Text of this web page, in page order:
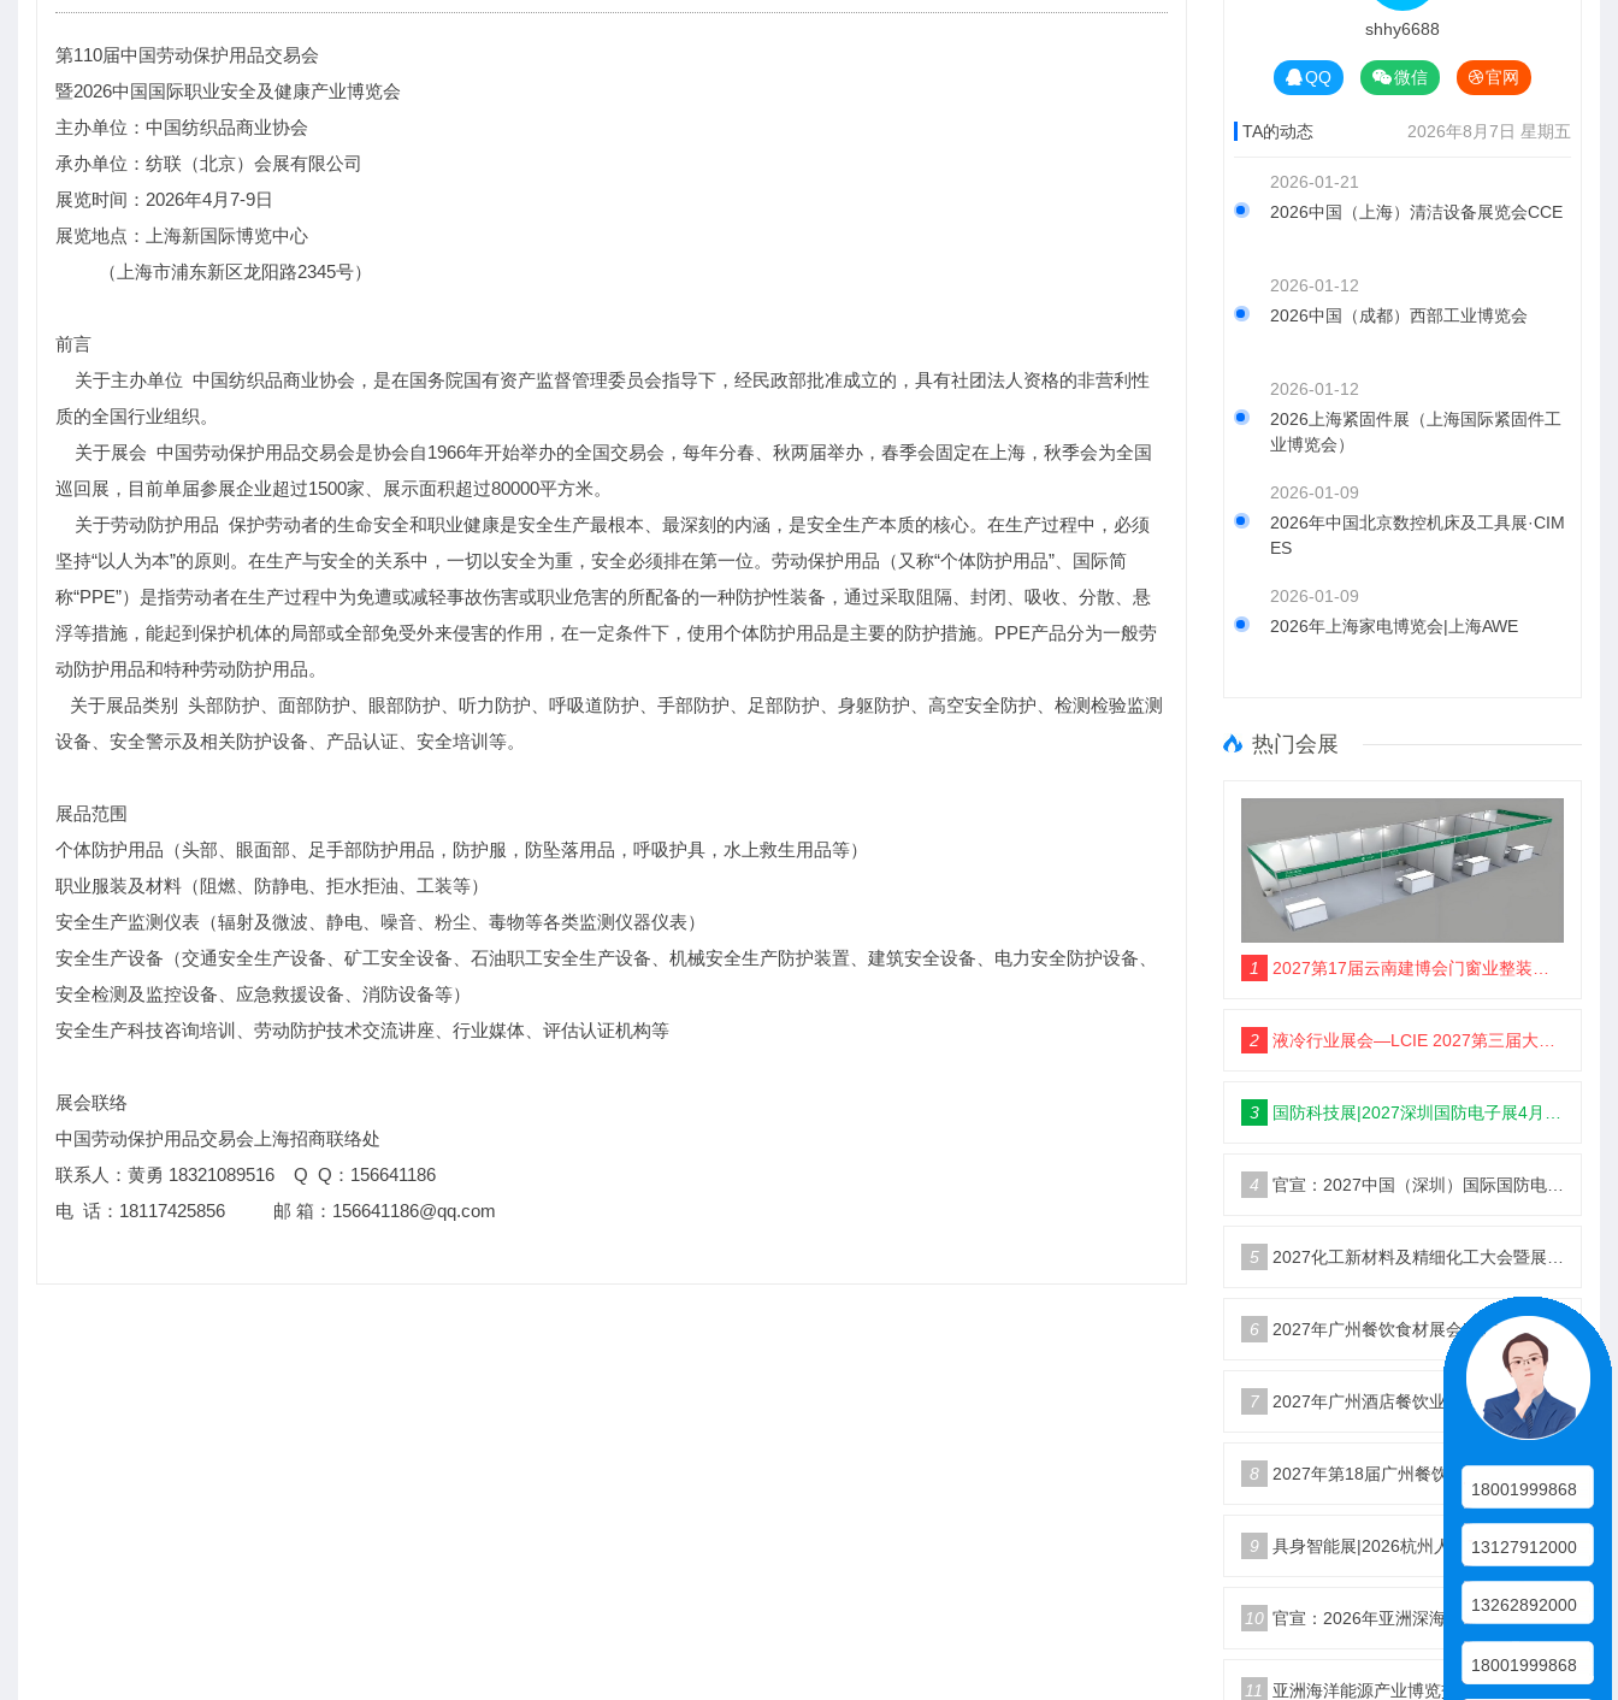
第110届中国劳动保护用品交易会
暨2026中国国际职业安全及健康产业博览会
主办单位：中国纺织品商业协会
承办单位：纺联（北京）会展有限公司
展览时间：2026年4月7-9日
展览地点：上海新国际博览中心
（上海市浦东新区龙阳路2345号）
前言
关于主办单位 中国纺织品商业协会，是在国务院国有资产监督管理委员会指导下，经民政部批准成立的，具有社团法人资格的非营利性
质的全国行业组织。
关于展会 中国劳动保护用品交易会是协会自1966年开始举办的全国交易会，每年分春、秋两届举办，春季会固定在上海，秋季会为全国
巡回展，目前单届参展企业超过1500家、展示面积超过80000平方米。
关于劳动防护用品 保护劳动者的生命安全和职业健康是安全生产最根本、最深刻的内涵，是安全生产本质的核心。在生产过程中，必须
坚持“以人为本”的原则。在生产与安全的关系中，一切以安全为重，安全必须排在第一位。劳动保护用品（又称“个体防护用品”、国际简
称“PPE”）是指劳动者在生产过程中为免遭或减轻事故伤害或职业危害的所配备的一种防护性装备，通过采取阻隔、封闭、吸收、分散、悬
浮等措施，能起到保护机体的局部或全部免受外来侵害的作用，在一定条件下，使用个体防护用品是主要的防护措施。PPE产品分为一般劳
动防护用品和特种劳动防护用品。
关于展品类别 头部防护、面部防护、眼部防护、听力防护、呼吸道防护、手部防护、足部防护、身躯防护、高空安全防护、检测检验监测
设备、安全警示及相关防护设备、产品认证、安全培训等。
展品范围
个体防护用品（头部、眼面部、足手部防护用品，防护服，防坠落用品，呼吸护具，水上救生用品等）
职业服装及材料（阻燃、防静电、拒水拒油、工装等）
安全生产监测仪表（辐射及微波、静电、噪音、粉尘、毒物等各类监测仪器仪表）
安全生产设备（交通安全生产设备、矿工安全设备、石油职工安全生产设备、机械安全生产防护装置、建筑安全设备、电力安全防护设备、
安全检测及监控设备、应急救援设备、消防设备等）
安全生产科技咨询培训、劳动防护技术交流讲座、行业媒体、评估认证机构等
展会联络
中国劳动保护用品交易会上海招商联络处
联系人：黄勇 18321089516 Q Q：156641186
电 话：18117425856 邮 箱：156641186@qq.com
shhy6688
QQ 微信 官网
TA的动态 2026年8月7日 星期五
2026-01-21
2026中国（上海）清洁设备展览会CCE
2026-01-12
2026中国（成都）西部工业博览会
2026-01-12
2026上海紧固件展（上海国际紧固件工
业博览会）
2026-01-09
2026年中国北京数控机床及工具展·CIM
ES
2026-01-09
2026年上海家电博览会|上海AWE
热门会展
1 2027第17届云南建博会门窗业整装定制智能家居卫浴建材展会
2 液冷行业展会—LCIE 2027第三届大湾区国际液冷产业大会暨展览会（深圳）
3 国防科技展|2027深圳国防电子展4月9日启幕
4 官宣：2027中国（深圳）国际国防电子博览会
5 2027化工新材料及精细化工大会暨展览会定档苏州
6 2027年广州餐饮食材展会5月20日召开
7 2027年广州酒店餐饮业博览会|广州餐博会
8 2027年第18届广州餐饮食材展览会
9 具身智能展|2026杭州人形机器人展|仿生机器人展5月启幕
10 官宣：2026年亚洲深海开发与海底作业装备博览交易会
11 亚洲海洋能源产业博览交易会2026年12月18日举办
18001999868
13127912000
13262892000
18001999868